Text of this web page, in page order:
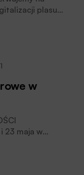
plasuje
w
23 maja w